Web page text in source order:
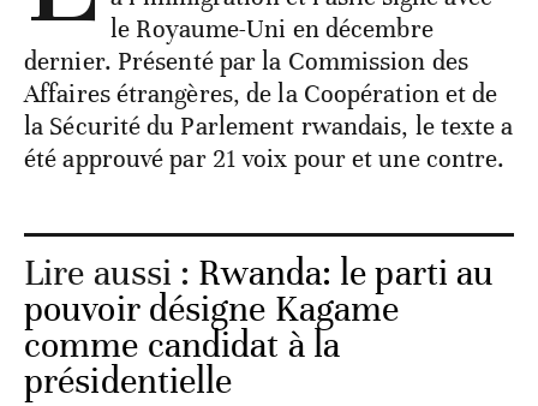
le Royaume-Uni en décembre
dernier. Présenté par la Commission des
Affaires étrangères, de la Coopération et de
la Sécurité du Parlement rwandais, le texte a
été approuvé par 21 voix pour et une contre.
Lire aussi : Rwanda: le parti au
pouvoir désigne Kagame
comme candidat à la
présidentielle